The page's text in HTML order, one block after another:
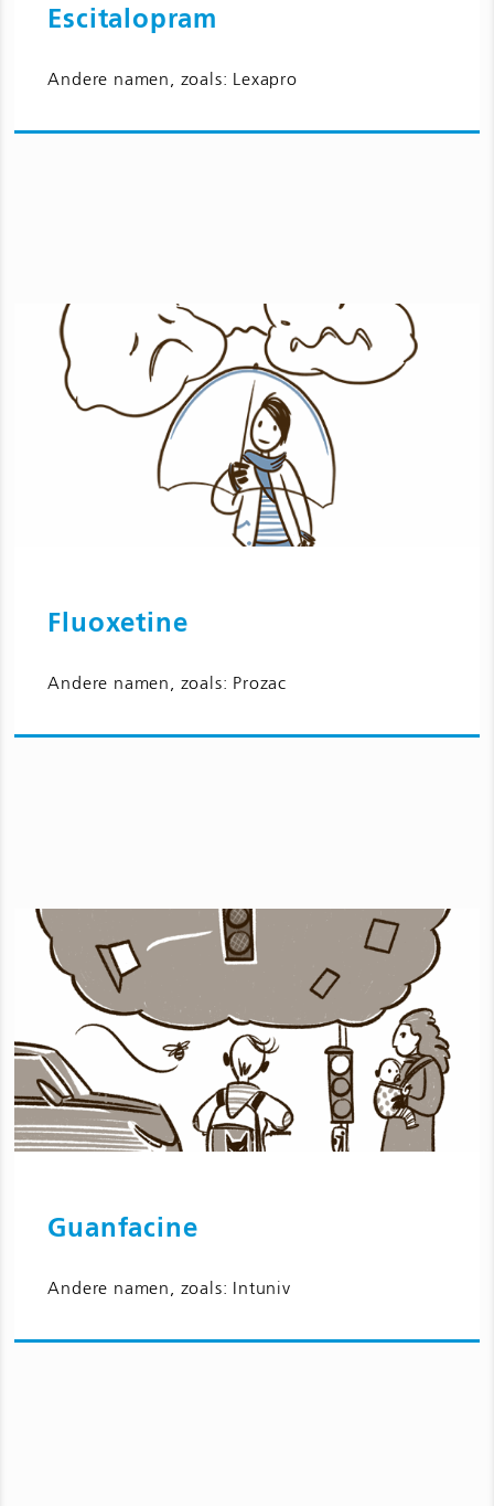
Escitalopram
Andere namen, zoals: Lexapro
Ga naar Escitalopram en bijwerkingen
Fluoxetine
Andere namen, zoals: Prozac
Ga naar Fluoxetine en bijwerkingen
Guanfacine
Andere namen, zoals: Intuniv